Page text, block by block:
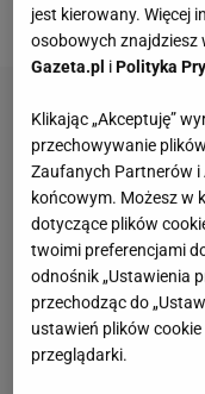
Niemiec (552,8
jest kierowany. Więcej
osobowych znajdziesz
Gazeta.pl iPolityka
Klikając „Akceptuję”
przechowywanie
Zaufanych Partnerów i
końcowym. Możesz w
dotyczące plików
twoimi preferencjami
odnośnik „Ustawienia
przechodząc do
ustawień plików
przeglądarki.